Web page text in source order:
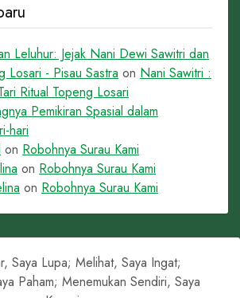
Leluhur: Jejak Nani Dewi Sawitri dan
Losari - Pisau Sastra on Nani Sawitri :
Ritual Topeng Losari
Pemikiran Spasial dalam
hari
on Robohnya Surau Kami
on Robohnya Surau Kami
on Robohnya Surau Kami
Saya Lupa; Melihat, Saya Ingat;
Paham; Menemukan Sendiri, Saya